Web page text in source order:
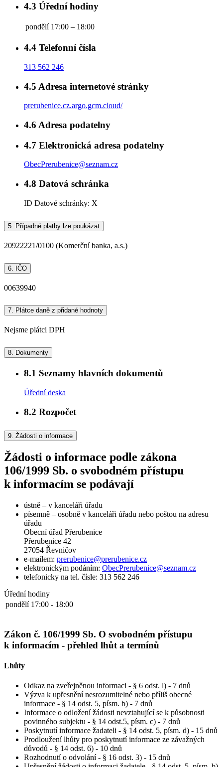
4.3 Úřední hodiny
pondělí 17:00 – 18:00
4.4 Telefonní čísla
313 562 246
4.5 Adresa internetové stránky
prerubenice.cz.argo.gcm.cloud/
4.6 Adresa podatelny
4.7 Elektronická adresa podatelny
ObecPrerubenice@seznam.cz
4.8 Datová schránka
ID Datové schránky: X
5. Případné platby lze poukázat
20922221/0100 (Komerční banka, a.s.)
6. IČO
00639940
7. Plátce daně z přidané hodnoty
Nejsme plátci DPH
8. Dokumenty
8.1 Seznamy hlavních dokumentů
Úřední deska
8.2 Rozpočet
9. Žádosti o informace
Žádosti o informace podle zákona
106/1999 Sb. o svobodném přístupu
k informacím se podávají
ústně – v kanceláři úřadu
písemně – osobně v kanceláři úřadu nebo poštou na adresu
úřadu
Obecní úřad Přerubenice
Přerubenice 42
27054 Řevničov
e-mailem: prerubenice@prerubenice.cz
elektronickým podáním: ObecPrerubenice@seznam.cz
telefonicky na tel. čísle: 313 562 246
Úřední hodiny
pondělí 17:00 - 18:00
Zákon č. 106/1999 Sb. O svobodném přístupu
k informacím - přehled lhůt a termínů
Lhůty
Odkaz na zveřejněnou informaci - § 6 odst. l) - 7 dnů
Výzva k upřesnění nesrozumitelné nebo příliš obecné
informace - § 14 odst. 5, písm. b) - 7 dnů
Informace o odložení žádosti nevztahující se k působnosti
povinného subjektu - § 14 odst.5, písm. c) - 7 dnů
Poskytnutí informace žadateli - § 14 odst. 5, písm. d) - 15 dnů
Prodloužení lhůty pro poskytnutí informace ze závažných
důvodů - § 14 odst. 6) - 10 dnů
Rozhodnutí o odvolání - § 16 odst. 3) - 15 dnů